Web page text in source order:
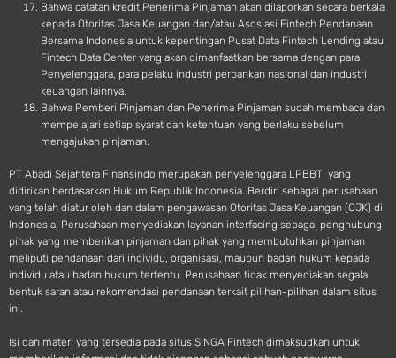
Bahwa catatan kredit Penerima Pinjaman akan dilaporkan secara berkala
kepada Otoritas Jasa Keuangan dan/atau Asosiasi Fintech Pendanaan
Bersama Indonesia untuk kepentingan Pusat Data Fintech Lending atau
Fintech Data Center yang akan dimanfaatkan bersama dengan para
Penyelenggara, para pelaku industri perbankan nasional dan industri
keuangan lainnya.
Bahwa Pemberi Pinjaman dan Penerima Pinjaman sudah membaca dan
mempelajari setiap syarat dan ketentuan yang berlaku sebelum
mengajukan pinjaman.
PT Abadi Sejahtera Finansindo merupakan penyelenggara LPBBTI yang
didirikan berdasarkan Hukum Republik Indonesia. Berdiri sebagai perusahaan
yang telah diatur oleh dan dalam pengawasan Otoritas Jasa Keuangan (OJK) di
Indonesia, Perusahaan menyediakan layanan interfacing sebagai penghubung
pihak yang memberikan pinjaman dan pihak yang membutuhkan pinjaman
meliputi pendanaan dari individu, organisasi, maupun badan hukum kepada
individu atau badan hukum tertentu. Perusahaan tidak menyediakan segala
bentuk saran atau rekomendasi pendanaan terkait pilihan-pilihan dalam situs
ini.
Isi dan materi yang tersedia pada situs SINGA Fintech dimaksudkan untuk